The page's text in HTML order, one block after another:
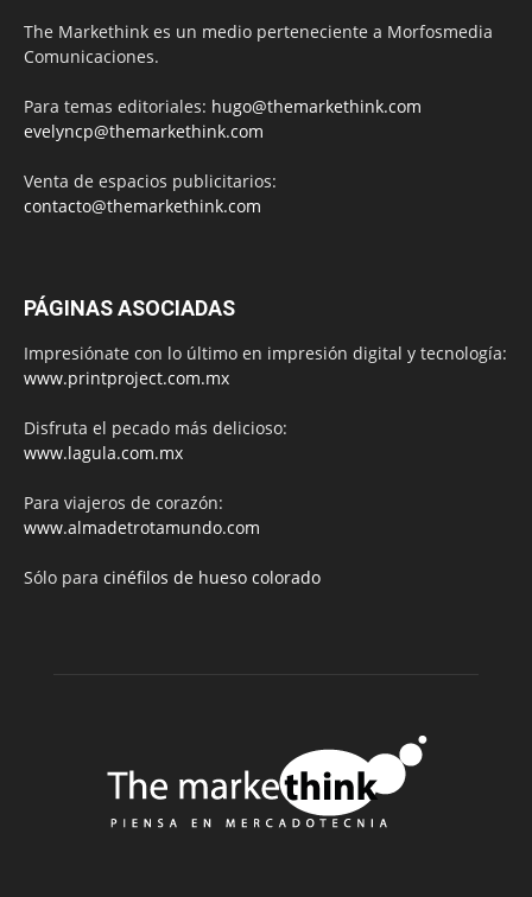
The Markethink es un medio perteneciente a Morfosmedia
Comunicaciones.
Para temas editoriales: hugo@themarkethink.com
evelyncp@themarkethink.com
Venta de espacios publicitarios:
contacto@themarkethink.com
PÁGINAS ASOCIADAS
Impresiónate con lo último en impresión digital y tecnología:
www.printproject.com.mx
Disfruta el pecado más delicioso:
www.lagula.com.mx
Para viajeros de corazón:
www.almadetrotamundo.com
Sólo para cinéfilos de hueso colorado